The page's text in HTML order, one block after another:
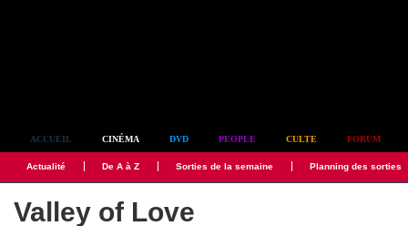
ACCUEIL CINÉMA DVD PEOPLE CULTE FORUM
Actualité De A à Z Sorties de la semaine Planning des sorties
Valley of Love